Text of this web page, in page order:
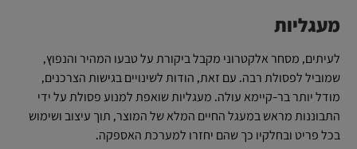
מעגליות
לעיתים, מסחר אלקטרוני מקבל ביקורת על טבעו המהיר והנפוץ,
שמוביל לפסולת רבה. עם זאת, הודות לשינויים בגישות הצרכנים,
מודל יותר בר-קיימא עולה. מעגליות שואפת למנוע פסולת על ידי
התבוננות מראש במעגל החיים המלא של המוצר, תוך עיצוב ושימוש
בכל פריט ובחלקיו כך שהם יחזרו למערכת האספקה.